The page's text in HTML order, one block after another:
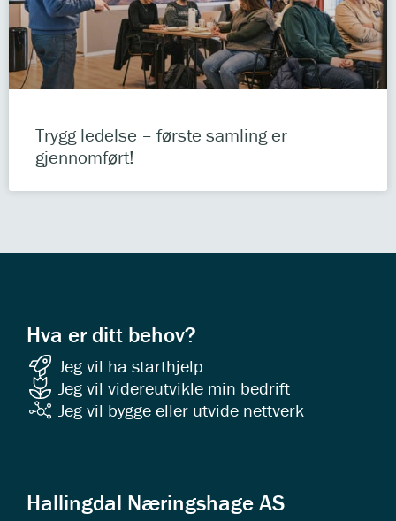
Trygg ledelse – første samling er
gjennomført!
Hva er ditt behov?
Jeg vil ha starthjelp
Jeg vil videreutvikle min bedrift
Jeg vil bygge eller utvide nettverk
Hallingdal Næringshage AS